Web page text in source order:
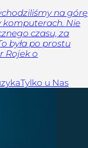
na górę
komputerach. Nie
czasu, za
była po prostu
Rojek o
Tylko u Nas